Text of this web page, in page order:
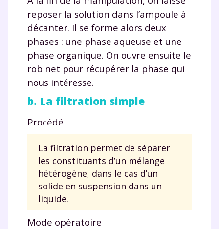
reposer la solution dans l’ampoule à
décanter. Il se forme alors deux
phases : une phase aqueuse et une
phase organique. On ouvre ensuite le
robinet pour récupérer la phase qui
nous intéresse.
b. La filtration simple
Procédé
La filtration permet de séparer
les constituants d’un mélange
hétérogène, dans le cas d’un
solide en suspension dans un
liquide.
Mode opératoire